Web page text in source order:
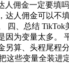
人佣金一定要填
达人佣金可以不
四、总结 TikTok
因为变量太多。
另算、头程尾程
这些变量全装进